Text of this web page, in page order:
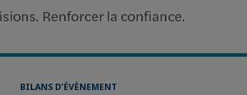
BILANS D’ÉVÈNEMENT